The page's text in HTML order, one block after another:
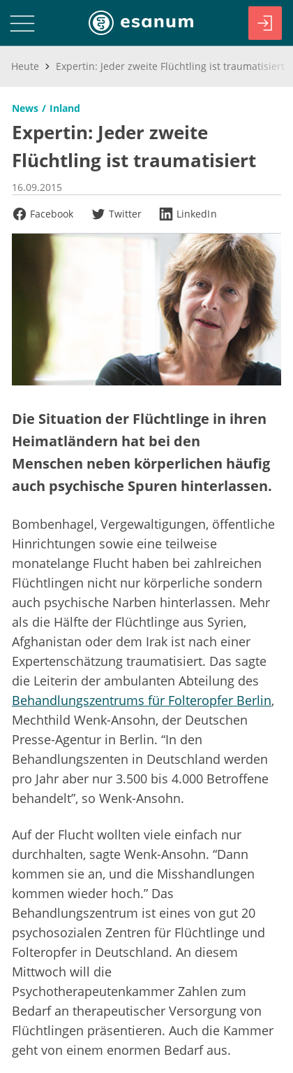
Heute Expertin: Jeder zweite Flüchtling ist traumatisiert
News Inland
Expertin: Jeder zweite
Flüchtling ist traumatisiert
16.09.2015
Facebook
Twitter LinkedIn
Die Situation der Flüchtlinge in ihren
Heimatländern hat bei den
Menschen neben körperlichen häufig
auch psychische Spuren hinterlassen.
Bombenhagel, Vergewaltigungen, öffentliche
Hinrichtungen sowie eine teilweise
monatelange Flucht haben bei zahlreichen
Flüchtlingen nicht nur körperliche sondern
auch psychische Narben hinterlassen. Mehr
als die Hälfte der Flüchtlinge aus Syrien,
Afghanistan oder dem Irak ist nach einer
Expertenschätzung traumatisiert. Das sagte
die Leiterin der ambulanten Abteilung des
Behandlungszentrums für Folteropfer Berlin,
Mechthild Wenk-Ansohn, der Deutschen
Presse-Agentur in Berlin. “In den
Behandlungszenten in Deutschland werden
pro Jahr aber nur 3.500 bis 4.000 Betroffene
behandelt”, so Wenk-Ansohn.
Auf der Flucht wollten viele einfach nur
durchhalten, sagte Wenk-Ansohn. “Dann
kommen sie an, und die Misshandlungen
kommen wieder hoch.” Das
Behandlungszentrum ist eines von gut 20
psychosozialen Zentren für Flüchtlinge und
Folteropfer in Deutschland. An diesem
Mittwoch will die
Psychotherapeutenkammer Zahlen zum
Bedarf an therapeutischer Versorgung von
Flüchtlingen präsentieren. Auch die Kammer
geht von einem enormen Bedarf aus.